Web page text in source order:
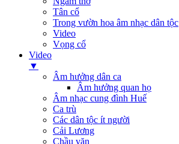
Tân cổ
Trong vườn hoa âm nhạc dân tộc
Video
Vọng cổ
Video
▼
Âm hưởng dân ca
Âm hưởng quan họ
Âm nhạc cung đình Huế
Ca trù
Các dân tộc ít người
Cải Lương
Chầu văn